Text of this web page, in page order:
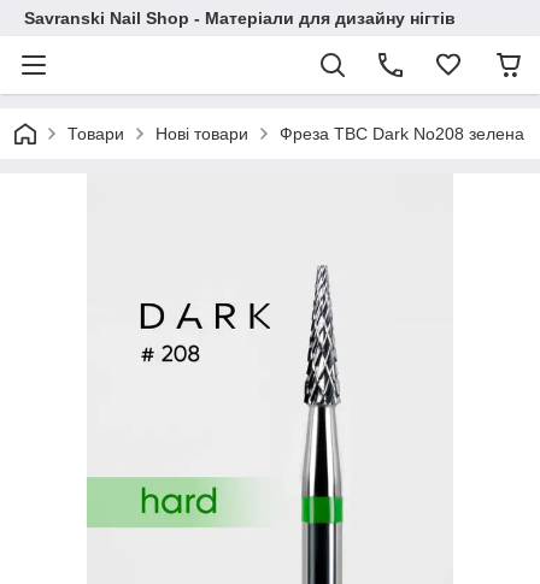
Savranski Nail Shop - Матеріали для дизайну нігтів
Товари Нові товари Фреза ТВС Dark No208 зелена